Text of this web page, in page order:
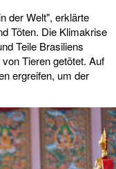
der Welt", erklärte
Töten. Die Klimakrise
Teile Brasiliens
Tieren getötet. Auf
ergreifen, um der